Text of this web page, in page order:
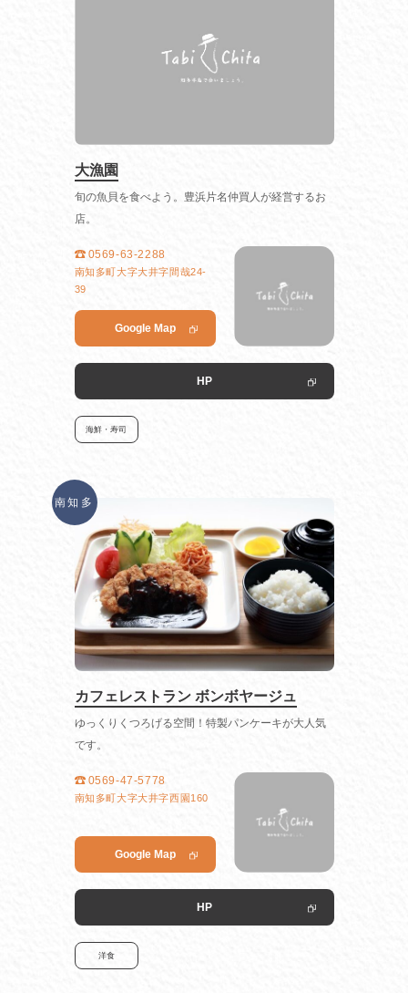
大漁園
旬の魚貝を食べよう。豊浜片名仲買人が経営するお
店。
0569-63-2288
南知多町大字大井字間哉24-
39
Google Map
HP
海鮮・寿司
南知多
カフェレストラン ボンボヤージュ
ゆっくりくつろげる空間！特製パンケーキが大人気
です。
0569-47-5778
南知多町大字大井字西園160
Google Map
HP
洋食